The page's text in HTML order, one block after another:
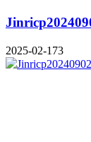
2025-02-173